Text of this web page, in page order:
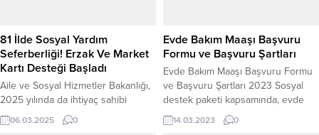
81 İlde Sosyal Yardım
Seferberliği! Erzak Ve Market
Kartı Desteği Başladı
Aile ve Sosyal Hizmetler Bakanlığı,
2025 yılında da ihtiyaç sahibi
vatandaşlara yönelik gıda yardımı
desteğini sürdürecek. Türkiye
06.03.2025 0
Evde Bakım Maaşı Başvuru
Formu ve Başvuru Şartları
Evde Bakım Maaşı Başvuru Formu
ve Başvuru Şartları 2023 Sosyal
destek paketi kapsamında, evde
bakım maaşı ödemeleri düzenli
olarak her ay yapılıyor ve birçok
14.03.2023 0